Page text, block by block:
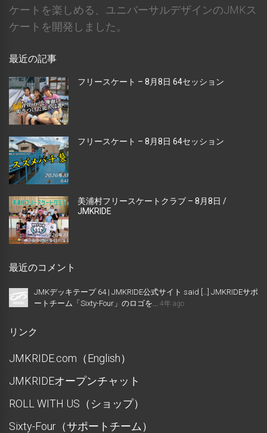
ケートを楽しめる、ユニバーサルデザインのJMKス
ケートを開発しました。
最近の記事
フリースケート – 8月8日 64セッション
フリースケート – 8月8日 64セッション
美浦村フリースケートクラブ – 8月8日 /
JMKRIDE
最近のコメント
JMKデッキテープ 64 | JMKRIDE公式サイト said […] JMKRIDEサポ
ートチーム「Sixty-Four」のロゴを... 4年 ago
リンク
JMKRIDE.com（English）
JMKRIDEオープンチャット
ROLL WITH US（ショップ）
Sixty-Four（サポートチーム）